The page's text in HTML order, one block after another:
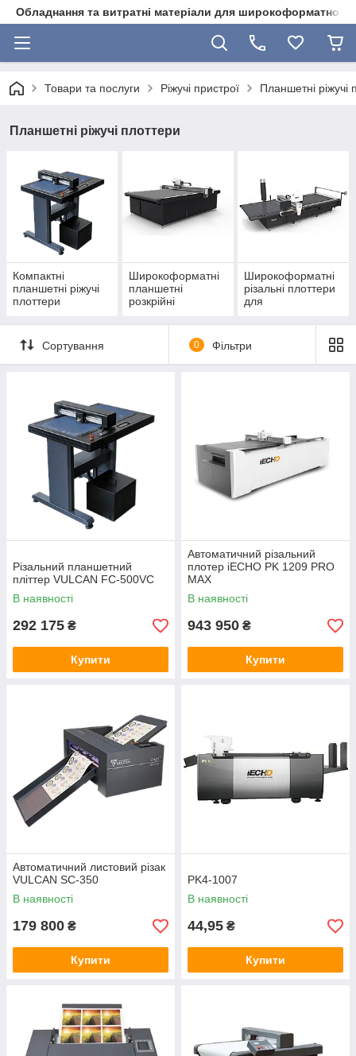
Обладнання та витратні матеріали для широкоформатного
Товари та послуги Ріжучі пристрої Планшетні ріжучі
Планшетні ріжучі плоттери
Компактні
планшетні ріжучі
плоттери
Широкоформатні
планшетні
розкрійні
Широкоформатні
різальні плоттери
для
розкроювання
Сортування 0 Фільтри
Різальний планшетний
пліттер VULCAN FC-500VC
В наявності
292 175 ₴
Купити
Автоматичний різальний
плотер iECHO PK 1209 PRO
MAX
В наявності
943 950 ₴
Купити
Автоматичний листовий різак
VULCAN SC-350
В наявності
179 800 ₴
Купити
PK4-1007
В наявності
44,95 ₴
Купити